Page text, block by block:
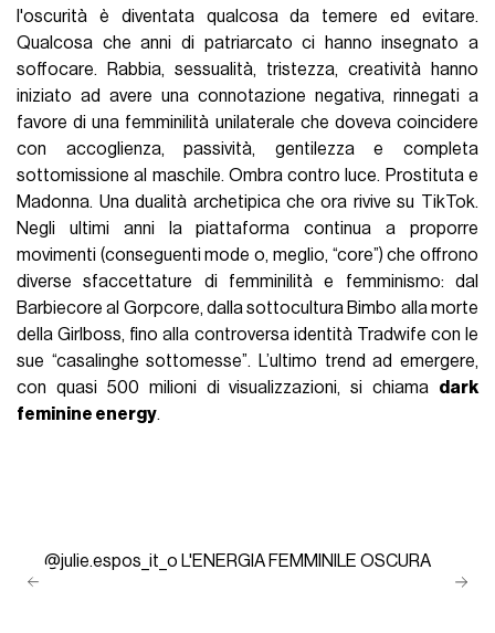
l'oscurità è diventata qualcosa da temere ed evitare.
Qualcosa che anni di patriarcato ci hanno insegnato a
soffocare. Rabbia, sessualità, tristezza, creatività hanno
iniziato ad avere una connotazione negativa, rinnegati a
favore di una femminilità unilaterale che doveva coincidere
con accoglienza, passività, gentilezza e completa
sottomissione al maschile. Ombra contro luce. Prostituta e
Madonna. Una dualità archetipica che ora rivive su TikTok.
Negli ultimi anni la piattaforma continua a proporre
movimenti (conseguenti mode o, meglio, “core”) che offrono
diverse sfaccettature di femminilità e femminismo: dal
Barbiecore al Gorpcore, dalla sottocultura Bimbo alla morte
della Girlboss, fino alla controversa identità Tradwife con le
sue “casalinghe sottomesse”. L’ultimo trend ad emergere,
con quasi 500 milioni di visualizzazioni, si chiama dark
feminine energy.
@julie.espos_it_o L'ENERGIA FEMMINILE OSCURA